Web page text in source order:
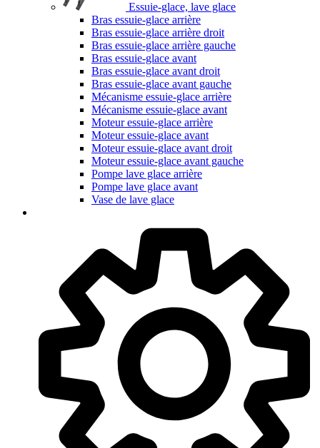
Essuie-glace, lave glace
Bras essuie-glace arrière
Bras essuie-glace arrière droit
Bras essuie-glace arrière gauche
Bras essuie-glace avant
Bras essuie-glace avant droit
Bras essuie-glace avant gauche
Mécanisme essuie-glace arrière
Mécanisme essuie-glace avant
Moteur essuie-glace arrière
Moteur essuie-glace avant
Moteur essuie-glace avant droit
Moteur essuie-glace avant gauche
Pompe lave glace arrière
Pompe lave glace avant
Vase de lave glace